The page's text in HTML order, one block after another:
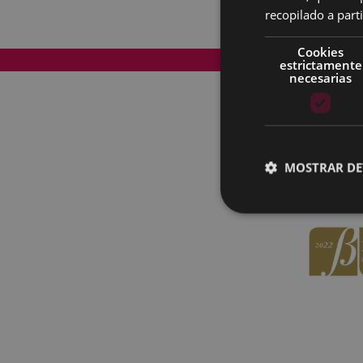
Mapa del Sitio
recopilado a
Cookies
estrictamente
necesarias
MOSTRAR